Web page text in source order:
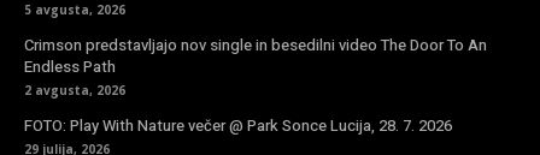
5 avgusta, 2026
Crimson predstavljajo nov single in besedilni video The Door To An
Endless Path
2 avgusta, 2026
FOTO: Play With Nature večer @ Park Sonce Lucija, 28. 7. 2026
29 julija, 2026